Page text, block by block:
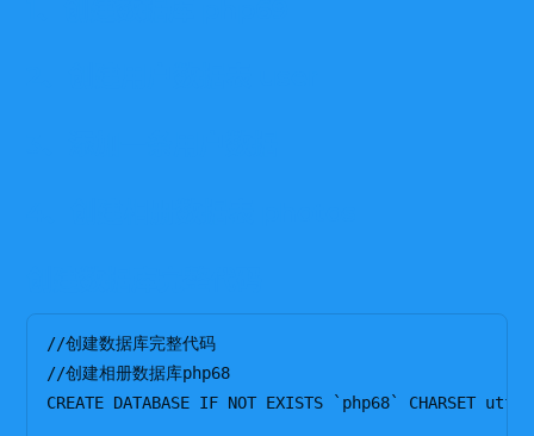
//创建数据库完整代码
//创建相册数据库php68
CREATE DATABASE IF NOT EXISTS `php68` CHARSET utf8;